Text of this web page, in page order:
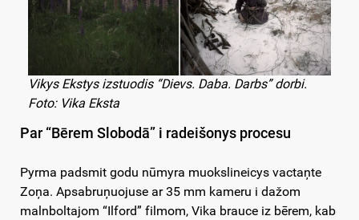
Vikys Ekstys izstuodis “Dievs. Daba. Darbs” dorbi.
Foto: Vika Eksta
Par “Bērem Slobodā” i radeišonys procesu
Pyrma padsmit godu nūmyra muokslineicys vactaņte
Zoņa. Apsabruņuojuse ar 35 mm kameru i dažom
malnboltajom “Ilford” filmom, Vika brauce iz bērem, kab